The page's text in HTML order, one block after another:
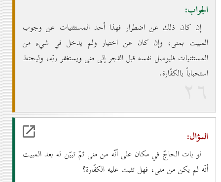
الجواب:
إن كان ذلك عن اضطرار فهذا أحد المستثنيات عن وجوب
المبيت بمنى، وإن كان عن اختيار ولم يدخل في شيء من
المستثنيات فليوصل نفسه قبل الفجر إلى منى ويستغفر ربّه، وليحتط
استحباباً بالكفّارة.
۲٦
السؤال:
لو بات الحاجّ في مكان على أنّه من منى ثمّ تبيّن له بعد المبيت
أنّه لم يكن من منى، فهل تثبت عليه الكفّارة؟